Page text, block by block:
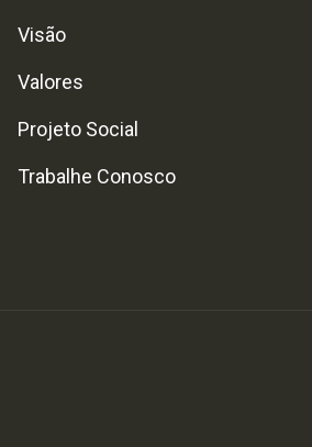
Visão
Valores
Projeto Social
Trabalhe Conosco